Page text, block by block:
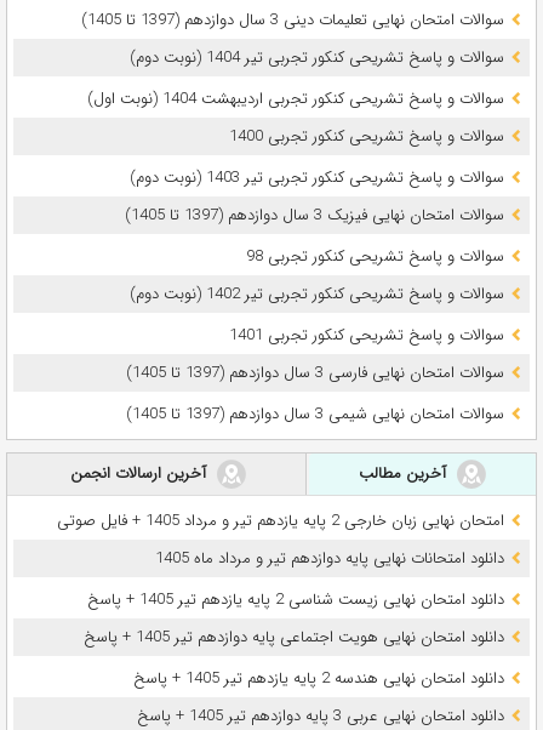
سوالات امتحان نهایی تعلیمات دینی 3 سال دوازدهم (1397 تا 1405)
سوالات و پاسخ تشریحی کنکور تجربی تیر 1404 (نوبت دوم)
سوالات و پاسخ تشریحی کنکور تجربی اردیبهشت 1404 (نوبت اول)
سوالات و پاسخ تشریحی کنکور تجربی 1400
سوالات و پاسخ تشریحی کنکور تجربی تیر 1403 (نوبت دوم)
سوالات امتحان نهایی فیزیک 3 سال دوازدهم (1397 تا 1405)
سوالات و پاسخ تشریحی کنکور تجربی 98
سوالات و پاسخ تشریحی کنکور تجربی تیر 1402 (نوبت دوم)
سوالات و پاسخ تشریحی کنکور تجربی 1401
سوالات امتحان نهایی فارسی 3 سال دوازدهم (1397 تا 1405)
سوالات امتحان نهایی شیمی 3 سال دوازدهم (1397 تا 1405)
آخرین مطالب
آخرین ارسالات انجمن
امتحان نهایی زبان خارجی 2 پایه یازدهم تیر و مرداد 1405 + فایل صوتی
دانلود امتحانات نهایی پایه دوازدهم تیر و مرداد ماه 1405
دانلود امتحان نهایی زیست شناسی 2 پایه یازدهم تیر 1405 + پاسخ
دانلود امتحان نهایی هویت اجتماعی پایه دوازدهم تیر 1405 + پاسخ
دانلود امتحان نهایی هندسه 2 پایه یازدهم تیر 1405 + پاسخ
دانلود امتحان نهایی عربی 3 پایه دوازدهم تیر 1405 + پاسخ